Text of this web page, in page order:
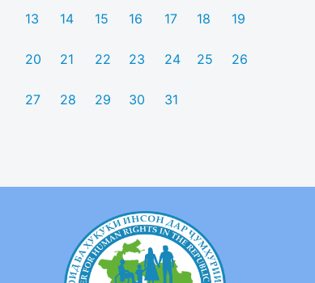
13 14 15 16 17 18 19
20 21 22 23 24 25 26
27 28 29 30 31